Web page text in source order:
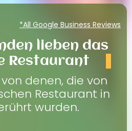
*All Google Business Reviews
lieben das
Restaurant
denen, die von
Restaurant in
wurden.